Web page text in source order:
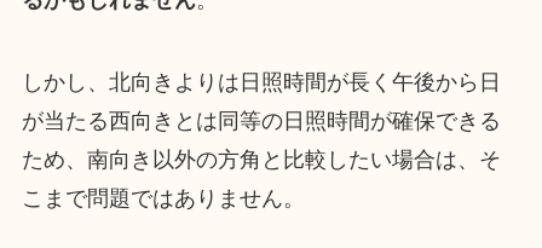
しかし、北向きよりは日照時間が長く午後から日
が当たる西向きとは同等の日照時間が確保できる
ため、南向き以外の方角と比較したい場合は、そ
こまで問題ではありません。